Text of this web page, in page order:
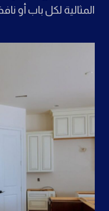
المثالية لكل باب أو